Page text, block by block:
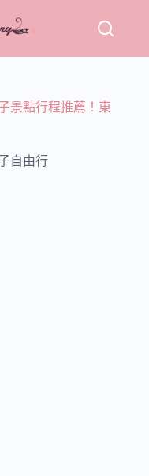
景點行程推薦！東
自由行